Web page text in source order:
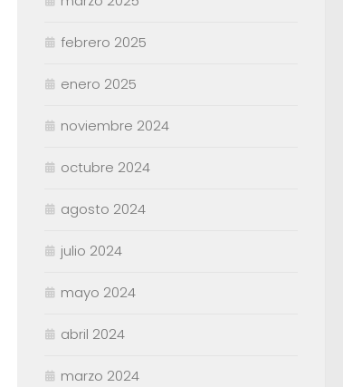
febrero 2025
enero 2025
noviembre 2024
octubre 2024
agosto 2024
julio 2024
mayo 2024
abril 2024
marzo 2024